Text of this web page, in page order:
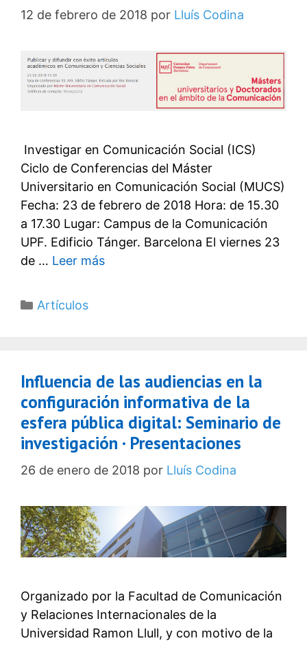
12 de febrero de 2018 por Lluís Codina
​ Investigar en Comunicación Social (ICS)
Ciclo de Conferencias del Máster
Universitario en Comunicación Social (MUCS)
Fecha: 23 de febrero de 2018 Hora: de 15.30
a 17.30 Lugar: Campus de la Comunicación
UPF. Edificio Tánger. Barcelona El viernes 23
de … Leer más
Categorías
Artículos
Influencia de las audiencias en la
configuración informativa de la
esfera pública digital: Seminario de
investigación · Presentaciones
26 de enero de 2018 por Lluís Codina
Organizado por la Facultad de Comunicación
y Relaciones Internacionales de la
Universidad Ramon Llull, y con motivo de la